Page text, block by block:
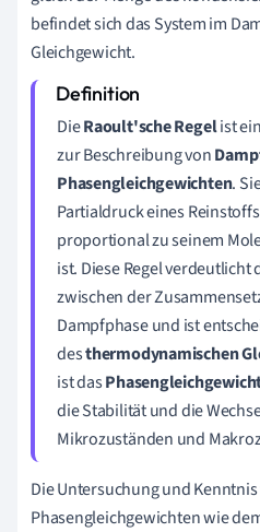
befindet sich das System im
Gleichgewicht.
DieRaoult'sche Regelist
zur Beschreibung von
Phasengleichgewichten.
Partialdruck eines
proportional zu seinem
ist. Diese Regel
zwischen der
Dampfphase und ist
desthermodynamischen
ist das
die Stabilität und die
Mikrozuständen und
Die Untersuchung und
Phasengleichgewichten wie